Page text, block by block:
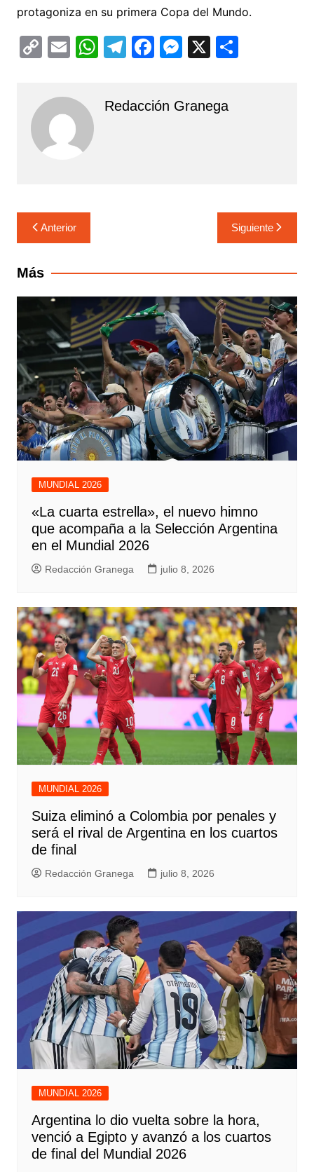
protagoniza en su primera Copa del Mundo.
C
p
y
Li
n
E
ai
l
W
s
T
gr
F
e
M
s
X C
Redacción Granega
Navegación
de
entradas
Anterior Siguiente
Más
MUNDIAL 2026
«La cuarta estrella», el nuevo himno
que acompaña a la Selección Argentina
en el Mundial 2026
Redacción Granega julio 8, 2026
MUNDIAL 2026
Suiza eliminó a Colombia por penales y
será el rival de Argentina en los cuartos
de final
Redacción Granega julio 8, 2026
MUNDIAL 2026
Argentina lo dio vuelta sobre la hora,
venció a Egipto y avanzó a los cuartos
de final del Mundial 2026